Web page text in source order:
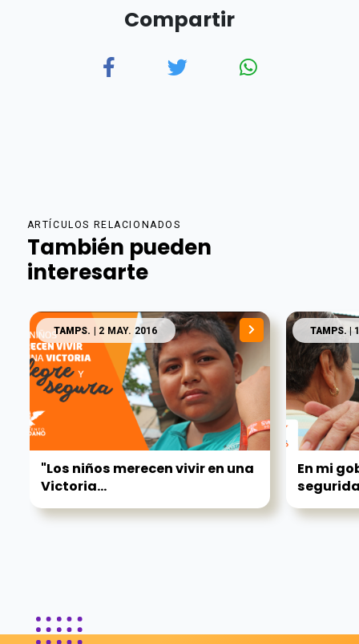
Compartir
ARTÍCULOS RELACIONADOS
También pueden
interesarte
TAMPS. | 2 MAY. 2016
"Los niños merecen vivir en una
Victoria...
TAMPS. |
En mi